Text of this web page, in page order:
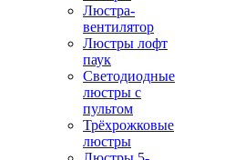
Люстра-
вентилятор
Люстры лофт
паук
Светодиодные
люстры с
пультом
Трёхрожковые
люстры